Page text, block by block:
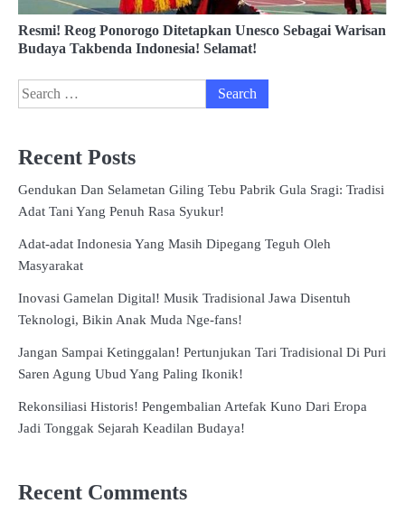
Resmi! Reog Ponorogo Ditetapkan Unesco Sebagai Warisan
Budaya Takbenda Indonesia! Selamat!
Search
for:
Recent Posts
Gendukan Dan Selametan Giling Tebu Pabrik Gula Sragi: Tradisi
Adat Tani Yang Penuh Rasa Syukur!
Adat-adat Indonesia Yang Masih Dipegang Teguh Oleh
Masyarakat
Inovasi Gamelan Digital! Musik Tradisional Jawa Disentuh
Teknologi, Bikin Anak Muda Nge-fans!
Jangan Sampai Ketinggalan! Pertunjukan Tari Tradisional Di Puri
Saren Agung Ubud Yang Paling Ikonik!
Rekonsiliasi Historis! Pengembalian Artefak Kuno Dari Eropa
Jadi Tonggak Sejarah Keadilan Budaya!
Recent Comments